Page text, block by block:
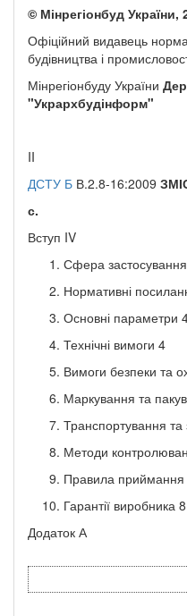
© Мінрегіонбуд України,
Офіційний видавець
будівництва і
Мінрегіонбуду України
"Укрархбудінформ"
II
ДСТУ Б В.2.8-16:2009
с.
Вступ IV
Сфера
Нормативні
Основні параметри
Технічні вимоги 4
Вимоги безпеки та
Маркування та
Транспортування та
Методи
Правила
Гарантії виробника 8
Додаток А